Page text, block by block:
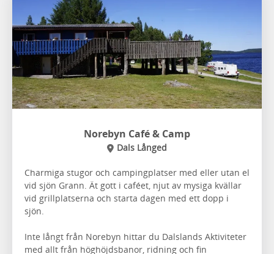
Norebyn Café & Camp
Dals Långed
Charmiga stugor och campingplatser med eller utan el
vid sjön Grann. Ät gott i caféet, njut av mysiga kvällar
vid grillplatserna och starta dagen med ett dopp i
sjön.
Inte långt från Norebyn hittar du Dalslands Aktiviteter
med allt från höghöjdsbanor, ridning och fin